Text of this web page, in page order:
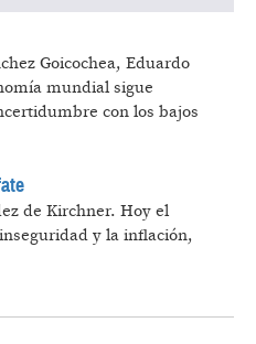
Goicochea, Eduardo
mundial sigue
con los bajos
de Kirchner. Hoy el
y la inflación,